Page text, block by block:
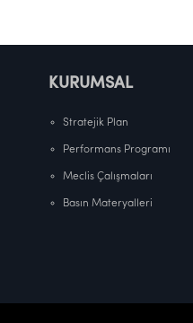
KURUMSAL
Stratejik Plan
Performans Programı
Meclis Çalışmaları
Basın Materyalleri